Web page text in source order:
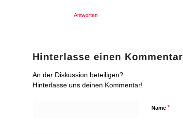
Antworten
Hinterlasse einen Kommentar
An der Diskussion beteiligen?
Hinterlasse uns deinen Kommentar!
Name *